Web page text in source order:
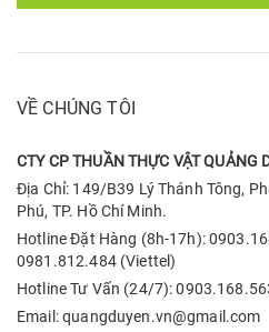
VỀ CHÚNG TÔI
CTY CP THUẦN THỰC VẬT QUẢNG
Địa Chỉ: 149/B39 Lý Thánh Tông,
Phú, TP. Hồ Chí Minh.
Hotline Đặt Hàng (8h-17h):
0981.812.484 (Viettel)
Hotline Tư Vấn (24/7):
Email: quangduyen.vn@gmail.com